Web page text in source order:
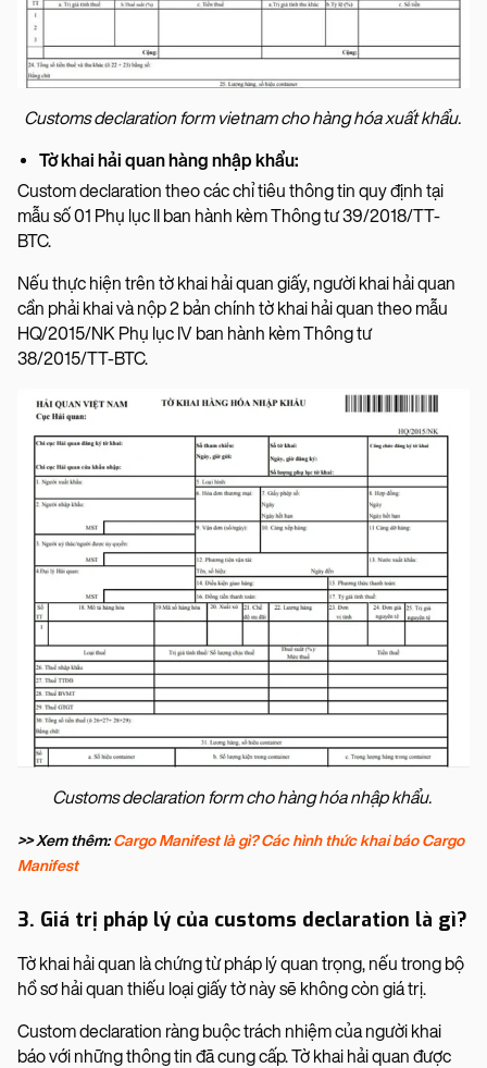
Customs declaration form vietnam cho hàng hóa xuất khẩu.
Tờ khai hải quan hàng nhập khẩu:
Custom declaration theo các chỉ tiêu thông tin quy định tại
mẫu số 01 Phụ lục II ban hành kèm Thông tư 39/2018/TT-
BTC.
Nếu thực hiện trên tờ khai hải quan giấy, người khai hải quan
cần phải khai và nộp 2 bản chính tờ khai hải quan theo mẫu
HQ/2015/NK Phụ lục IV ban hành kèm Thông tư
38/2015/TT-BTC.
Customs declaration form cho hàng hóa nhập khẩu.
>> Xem thêm:Cargo Manifest là gì? Các hình thức khai báo Cargo
Manifest
3. Giá trị pháp lý của customs declaration là gì?
Tờ khai hải quan là chứng từ pháp lý quan trọng, nếu trong bộ
hồ sơ hải quan thiếu loại giấy tờ này sẽ không còn giá trị.
Custom declaration ràng buộc trách nhiệm của người khai
báo với những thông tin đã cung cấp. Tờ khai hải quan được